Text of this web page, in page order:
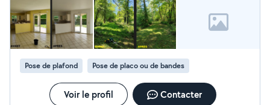
Pose de plafond Pose de placo ou de bandes
Voir le profil Contacter